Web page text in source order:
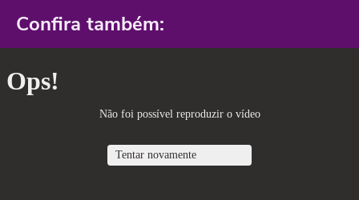
Confira também: